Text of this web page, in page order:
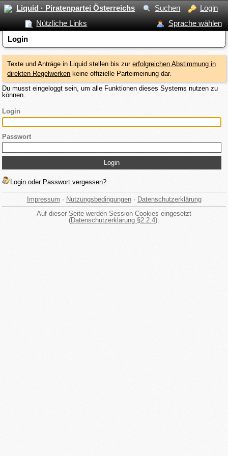
Liquid · Piratenpartei Österreichs Suchen
Login
Nützliche Links
Sprache wählen
Login
Texte und Anträge in Liquid stellen bis zurerfolgreichen Abstimmung in
direkten Regelwerken keine offizielle Parteimeinung dar.
Du musst eingeloggt sein, um alle Funktionen dieses Systems nutzen zu
können.
Login
Passwort
Login oder Passwort vergessen?
Impressum · Nutzungsbedingungen· Datenschutzerklärung
Auf dieser Seite werden Session-Cookies eingesetzt
(Datenschutzerklärung §2.2.4).